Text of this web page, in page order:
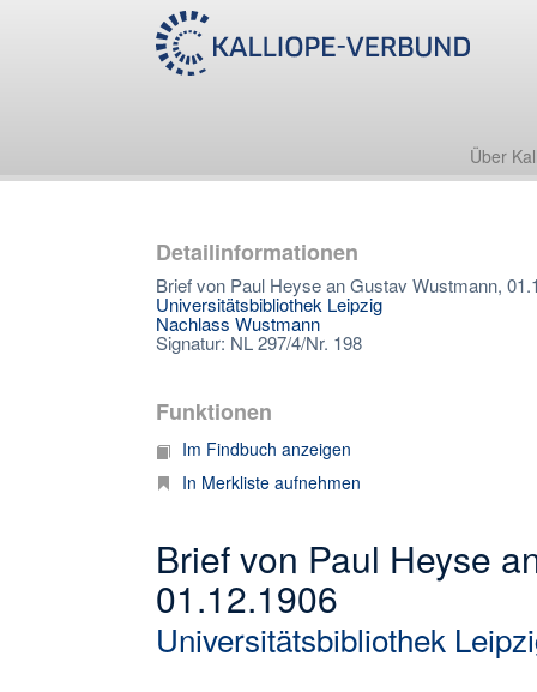
Über
Detailinformationen
Brief von Paul Heyse an Gustav Wustmann,
Universitätsbibliothek Leipzig
Nachlass Wustmann
Signatur: NL 297/4/Nr. 198
Funktionen
Im Findbuch anzeigen
In Merkliste aufnehmen
Brief von Paul Heyse
01.12.1906
Universitätsbibliothek